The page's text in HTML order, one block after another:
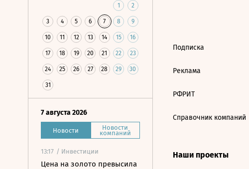
1 2
3 4 5 6 7 8 9
10 11 12 13 14 15 16
17 18 19 20 21 22 23
24 25 26 27 28 29 30
31
7 августа 2026
Новости Новости
компаний
13:17 / Инвестиции
Цена на золото превысила
Подписка
Реклама
РФРИТ
Справочник компаний
Наши проекты